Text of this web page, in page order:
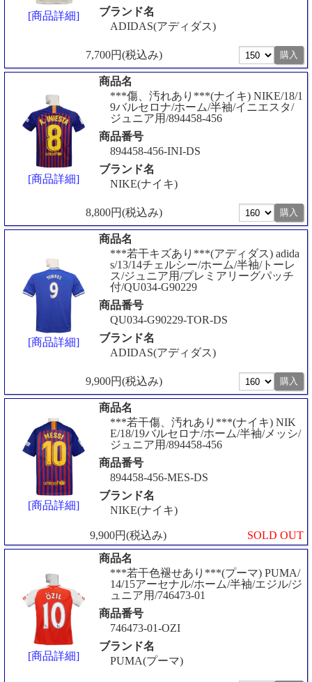
[商品詳細]
ブランド名
ADIDAS(アディダス)
7,700円(税込み)
[商品詳細]
商品名
***傷、汚れあり***(ナイキ) NIKE/18/1
9バルセロナ/ホーム/半袖/イニエスタ/
ジュニア用/894458-456
商品番号
894458-456-INI-DS
ブランド名
NIKE(ナイキ)
8,800円(税込み)
[商品詳細]
商品名
***若干キズあり***(アディダス) adida
s/13/14チェルシー/ホーム/半袖/トーレ
ス/ジュニア用/プレミアリーグパッチ
付/QU034-G90229
商品番号
QU034-G90229-TOR-DS
ブランド名
ADIDAS(アディダス)
9,900円(税込み)
[商品詳細]
商品名
***若干傷、汚れあり***(ナイキ) NIK
E/18/19バルセロナ/ホーム/半袖/メッシ/
ジュニア用/894458-456
商品番号
894458-456-MES-DS
ブランド名
NIKE(ナイキ)
9,900円(税込み) SOLD OUT
[商品詳細]
商品名
***若干色褪せあり***(プーマ) PUMA/
14/15アーセナル/ホーム/半袖/エジル/ジ
ュニア用/746473-01
商品番号
746473-01-OZI
ブランド名
PUMA(プーマ)